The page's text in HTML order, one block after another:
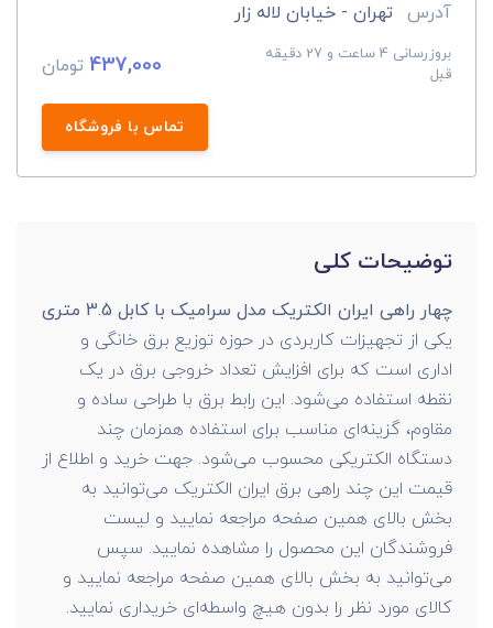
آدرس تهران - خیابان لاله زار
بروزرسانی 4 ساعت و 27 دقیقه
قبل
437,000 تومان
تماس با فروشگاه
توضیحات کلی
چهار راهی ایران الکتریک مدل سرامیک با کابل 3.5 متری
یکی از تجهیزات کاربردی در حوزه توزیع برق خانگی و
اداری است که برای افزایش تعداد خروجی برق در یک
نقطه استفاده می‌شود. این رابط برق با طراحی ساده و
مقاوم، گزینه‌ای مناسب برای استفاده همزمان چند
دستگاه الکتریکی محسوب می‌شود. جهت خرید و اطلاع از
قیمت این چند راهی برق ایران الکتریک می‌توانید به
بخش بالای همین صفحه مراجعه نمایید و لیست
فروشندگان این محصول را مشاهده نمایید. سپس
می‌توانید به بخش بالای همین صفحه مراجعه نمایید و
کالای مورد نظر را بدون هیچ واسطه‌ای خریداری نمایید.